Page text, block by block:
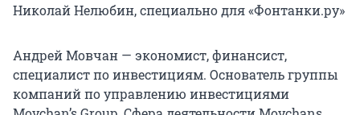
Николай Нелюбин, специально для «Фонтанки.ру»
Андрей Мовчан — экономист, финансист,
специалист по инвестициям. Основатель группы
компаний по управлению инвестициями